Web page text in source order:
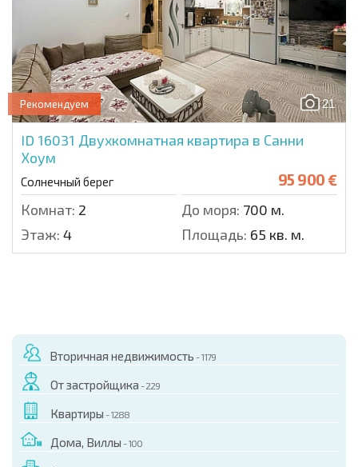
21
Рекомендуем
ID 16031 Двухкомнатная квартира в Санни
Хоум
Солнечный берег 95 900 €
Комнат: 2 До моря: 700 м.
Этаж: 4 Площадь: 65 кв. м.
Вторичная недвижимость - 1179
От застройщика - 229
Квартиры - 1288
Дома, Виллы - 100